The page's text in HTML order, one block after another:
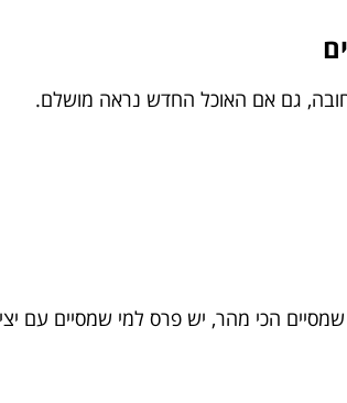
חובה, גם אם האוכל החדש נראה מושלם.
הכי מהר, יש פרס למי שמסיים עם